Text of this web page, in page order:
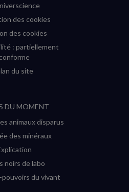
des cookies
des cookies
: partiellement
conforme
du site
DU MOMENT
animaux disparus
des minéraux
noirs de labo
pouvoirs du vivant